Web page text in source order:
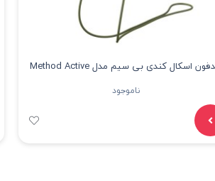
هدفون اسکال کندی بی سیم مدل Method Active
Bt
ناموجود